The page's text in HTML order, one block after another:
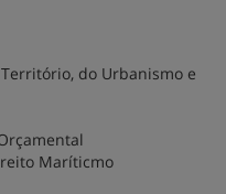
do Urbanismo e
Maríticmo